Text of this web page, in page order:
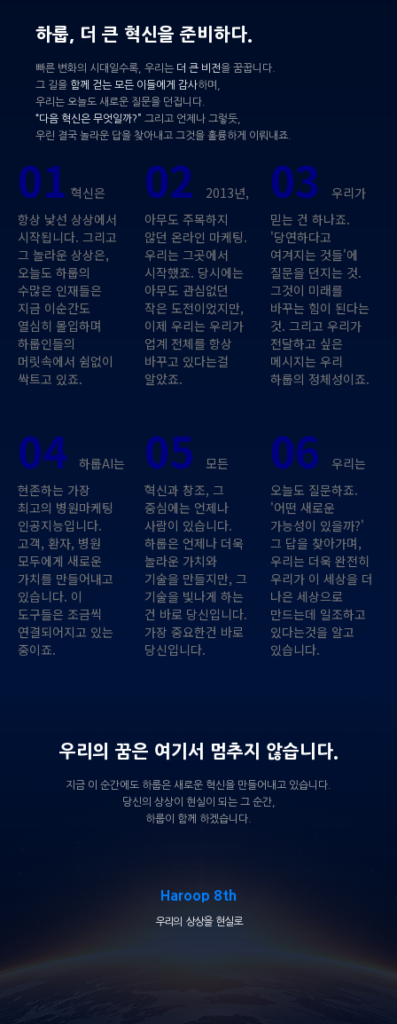
하룹, 더 큰 혁신을 준비하다.
빠른 변화의 시대일수록, 우리는 더 큰 비전을 꿈꿉니다.
그 길을 함께 걷는 모든 이들에게 감사하며,
우리는 오늘도 새로운 질문을 던집니다.
“다음 혁신은 무엇일까?” 그리고 언제나 그렇듯,
우린 결국 놀라운 답을 찾아내고 그것을 훌륭하게 이뤄내죠.
01 혁신은
항상 낯선 상상에서
시작됩니다. 그리고
그 놀라운 상상은,
오늘도 하룹의
수많은 인재들은
지금 이순간도
열심히 몰입하며
하룹인들의
머릿속에서 쉼없이
싹트고 있죠.
02
2013년,
아무도 주목하지
않던 온라인 마케팅.
우리는 그곳에서
시작했죠. 당시에는
아무도 관심없던
작은 도전이었지만,
이제 우리는 우리가
업계 전체를 항상
바꾸고 있다는걸
알았죠.
03우리가
믿는 건 하나죠.
'당연하다고
여겨지는 것들'에
질문을 던지는 것.
그것이 미래를
바꾸는 힘이 된다는
것. 그리고 우리가
전달하고 싶은
메시지는 우리
하룹의 정체성이죠.
04
하룹AI는
현존하는 가장
최고의 병원마케팅
인공지능입니다.
고객, 환자, 병원
모두에게 새로운
가치를 만들어내고
있습니다. 이
도구들은 조금씩
연결되어지고 있는
중이죠.
05
모든
혁신과 창조, 그
중심에는 언제나
사람이 있습니다.
하룹은 언제나 더욱
놀라운 가치와
기술을 만들지만, 그
기술을 빛나게 하는
건 바로 당신입니다.
가장 중요한건 바로
당신입니다.
06우리는
오늘도 질문하죠.
'어떤 새로운
가능성이 있을까?'
그 답을 찾아가며,
우리는 더욱 완전히
우리가 이 세상을 더
나은 세상으로
만드는데 일조하고
있다는것을 알고
있습니다.
우리의 꿈은 여기서 멈추지 않습니다.
지금 이 순간에도 하룹은 새로운 혁신을 만들어내고 있습니다.
당신의 상상이 현실이 되는 그 순간,
하룹이 함께 하겠습니다.
Haroop 8th
우리의 상상을 현실로